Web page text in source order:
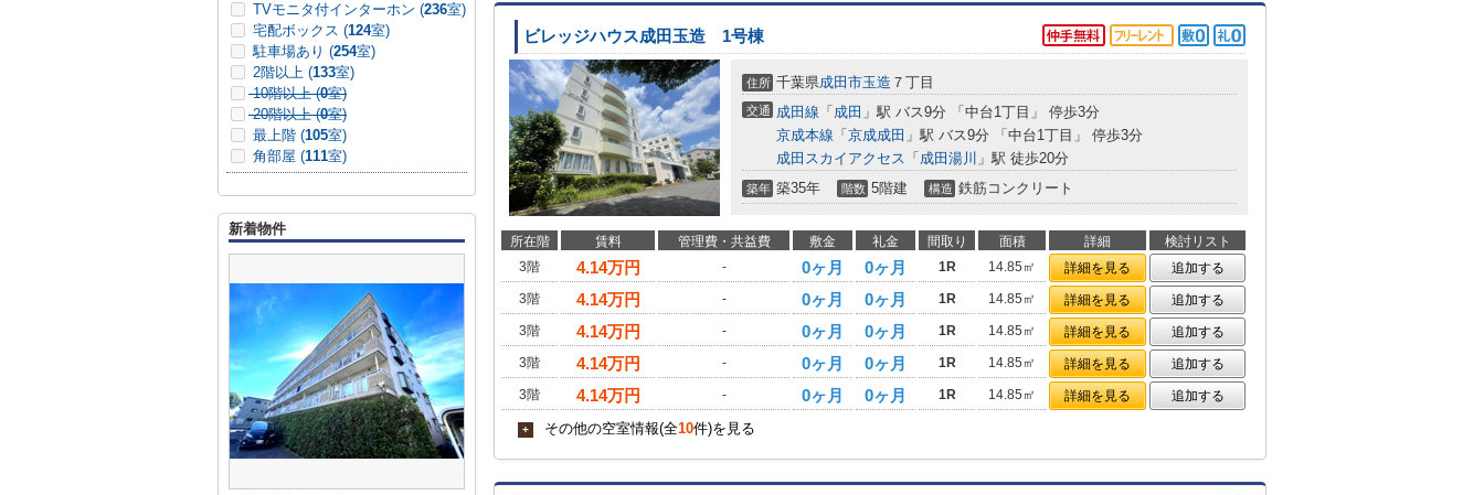
ビレッジハウス成田玉造 1号棟
住所 千葉県成田市玉造 ７丁目
交通 成田線 「 成田 」駅 バス9分 「中台1丁目」 停歩3分
京成本線 「 京成成田 」駅 バス9分 「中台1丁目」 停歩3分
成田スカイアクセス 「 成田湯川 」駅 徒歩20分
築年 築35年 階数 5階建 構造 鉄筋コンクリート
所在階 賃料 管理費・共益費 敷金 礼金 間取り 面積 詳細
検討リスト
3階
4.14万円 - 0ヶ月 0ヶ月 1R 14.85㎡ 詳細を見る
追加する
3階
4.14万円 - 0ヶ月 0ヶ月 1R 14.85㎡ 詳細を見る
追加する
3階
4.14万円 - 0ヶ月 0ヶ月 1R 14.85㎡ 詳細を見る
追加する
3階
4.14万円 - 0ヶ月 0ヶ月 1R 14.85㎡ 詳細を見る
追加する
3階
4.14万円 - 0ヶ月 0ヶ月 1R 14.85㎡ 詳細を見る 追加する
+ その他の空室情報(全10件)を見る
TVモニタ付インターホン (236室)
宅配ボックス (124室)
駐車場あり (254室)
2階以上 (133室)
10階以上 (0室)
20階以上 (0室)
最上階 (105室)
角部屋 (111室)
新着物件